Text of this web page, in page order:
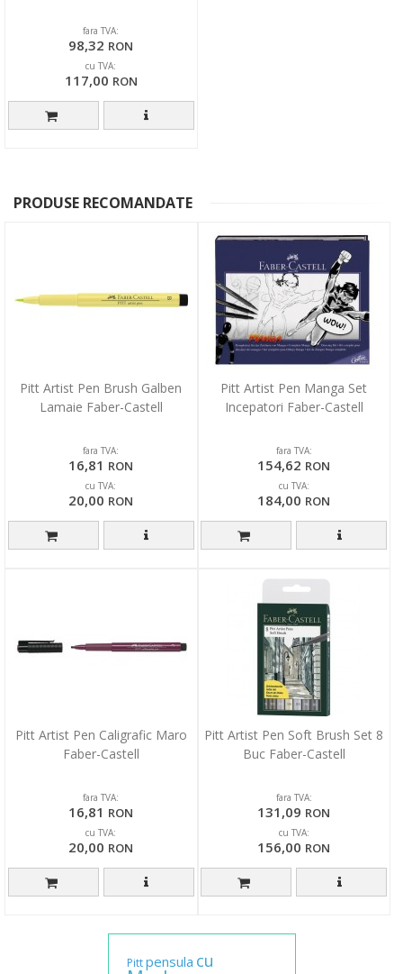
fara TVA:
98,32 RON
cu TVA:
117,00 RON
PRODUSE RECOMANDATE
Pitt Artist Pen Brush Galben
Lamaie Faber-Castell
fara TVA:
16,81 RON
cu TVA:
20,00 RON
Pitt Artist Pen Manga Set
Incepatori Faber-Castell
fara TVA:
154,62 RON
cu TVA:
184,00 RON
Pitt Artist Pen Caligrafic Maro
Faber-Castell
fara TVA:
16,81 RON
cu TVA:
20,00 RON
Pitt Artist Pen Soft Brush Set 8
Buc Faber-Castell
fara TVA:
131,09 RON
cu TVA:
156,00 RON
Pitt pensula cu